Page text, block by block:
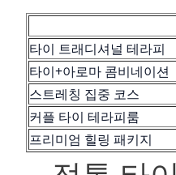
타이 트래디셔널 테라피
타이+아로마 콤비네이션
스트레칭 집중 코스
커플 타이 테라피룸
프리미엄 힐링 패키지